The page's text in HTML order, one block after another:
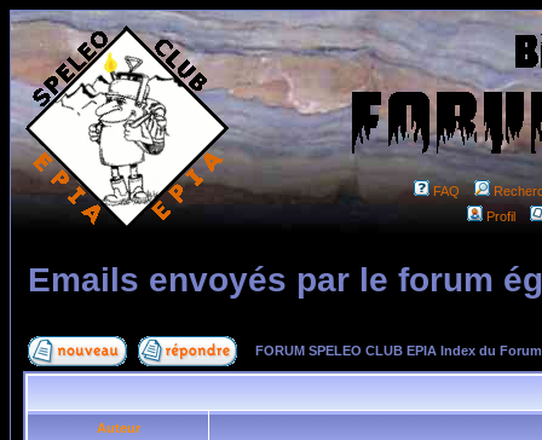
FAQ
Profil
Emails envoyés par le forum
FORUM SPELEO CLUB EPIA Index du Forum
Auteur